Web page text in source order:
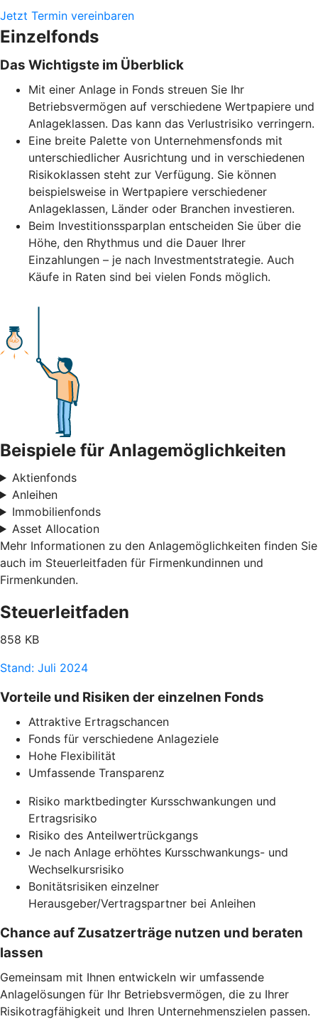
Jetzt Termin vereinbaren
Einzelfonds
Das Wichtigste im Überblick
Mit einer Anlage in Fonds streuen Sie Ihr
Betriebsvermögen auf verschiedene Wertpapiere und
Anlageklassen. Das kann das Verlustrisiko verringern.
Eine breite Palette von Unternehmensfonds mit
unterschiedlicher Ausrichtung und in verschiedenen
Risikoklassen steht zur Verfügung. Sie können
beispielsweise in Wertpapiere verschiedener
Anlageklassen, Länder oder Branchen investieren.
Beim Investitionssparplan entscheiden Sie über die
Höhe, den Rhythmus und die Dauer Ihrer
Einzahlungen – je nach Investmentstrategie. Auch
Käufe in Raten sind bei vielen Fonds möglich.
Beispiele für Anlagemöglichkeiten
Aktienfonds
Anleihen
Immobilienfonds
Asset Allocation
Mehr Informationen zu den Anlagemöglichkeiten finden Sie
auch im Steuerleitfaden für Firmenkundinnen und
Firmenkunden.
Steuerleitfaden
858 KB
Stand: Juli 2024
Vorteile und Risiken der einzelnen Fonds
Attraktive Ertragschancen
Fonds für verschiedene Anlageziele
Hohe Flexibilität
Umfassende Transparenz
Risiko marktbedingter Kursschwankungen und
Ertragsrisiko
Risiko des Anteilwertrückgangs
Je nach Anlage erhöhtes Kursschwankungs- und
Wechselkursrisiko
Bonitätsrisiken einzelner
Herausgeber/Vertragspartner bei Anleihen
Chance auf Zusatzerträge nutzen und beraten
lassen
Gemeinsam mit Ihnen entwickeln wir umfassende
Anlagelösungen für Ihr Betriebsvermögen, die zu Ihrer
Risikotragfähigkeit und Ihren Unternehmenszielen passen.